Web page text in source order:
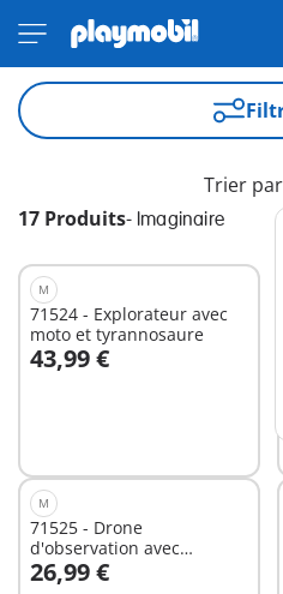
17 Produits- Imaginaire
Trier par
M
71524 - Explorateur avec
moto et tyrannosaure
43,99 €
Au panier
M
71525 - Drone
d'observation avec
dimorphodon
26,99 €
Au panier